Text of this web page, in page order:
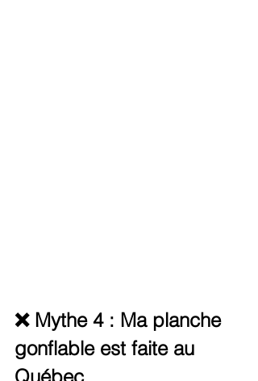
❌ Mythe 4 : Ma planche
gonflable est faite au
Québec